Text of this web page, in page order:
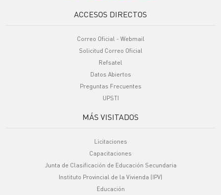
ACCESOS DIRECTOS
Correo Oficial - Webmail
Solicitud Correo Oficial
Refsatel
Datos Abiertos
Preguntas Frecuentes
UPSTI
MÁS VISITADOS
Licitaciones
Capacitaciones
Junta de Clasificación de Educación Secundaria
Instituto Provincial de la Vivienda (IPV)
Educación